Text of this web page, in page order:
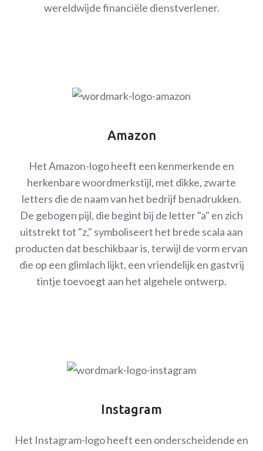
wereldwijde financiële dienstverlener.
Amazon
Het Amazon-logo heeft een kenmerkende en
herkenbare woordmerkstijl, met dikke, zwarte
letters die de naam van het bedrijf benadrukken.
De gebogen pijl, die begint bij de letter "a" en zich
uitstrekt tot "z," symboliseert het brede scala aan
producten dat beschikbaar is, terwijl de vorm ervan
die op een glimlach lijkt, een vriendelijk en gastvrij
tintje toevoegt aan het algehele ontwerp.
Instagram
Het Instagram-logo heeft een onderscheidende en